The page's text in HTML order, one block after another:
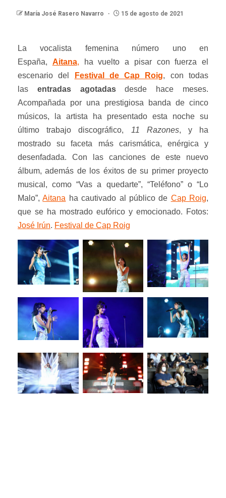
María José Rasero Navarro 15 de agosto de 2021
La vocalista femenina número uno en
España, Aitana, ha vuelto a pisar con fuerza el
escenario del
Festival de Cap Roig, con todas
las entradas agotadasdesde hace meses.
Acompañada por una prestigiosa banda de cinco
músicos, la artista ha presentado esta noche su
último trabajo discográfico, 11 Razones, y ha
mostrado su faceta más carismática, enérgica y
desenfadada. Con las canciones de este nuevo
álbum, además de los éxitos de su primer proyecto
musical, como “Vas a quedarte”, “Teléfono” o “Lo
Malo”,Aitana ha cautivado al público de Cap Roig,
que se ha mostrado eufórico y emocionado. Fotos:
José Irún. Festival de Cap Roig